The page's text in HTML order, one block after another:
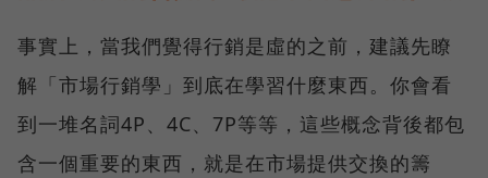
事實上，當我們覺得行銷是虛的之前，建議先瞭
解「市場行銷學」到底在學習什麼東西。你會看
到一堆名詞4P、4C、7P等等，這些概念背後都包
含一個重要的東西，就是在市場提供交換的籌